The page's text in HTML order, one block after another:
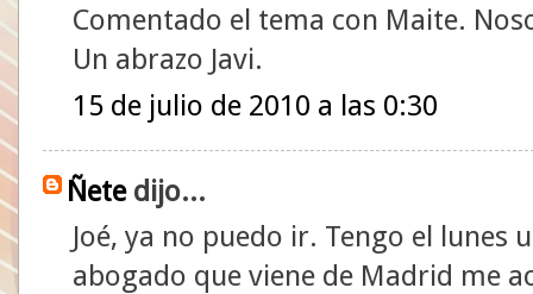
Comentado el tema con Maite.
Un abrazo Javi.
15 de julio de 2010 a las 0:30
Ñetedijo...
Joé, ya no puedo ir. Tengo el
abogado que viene de Madrid me